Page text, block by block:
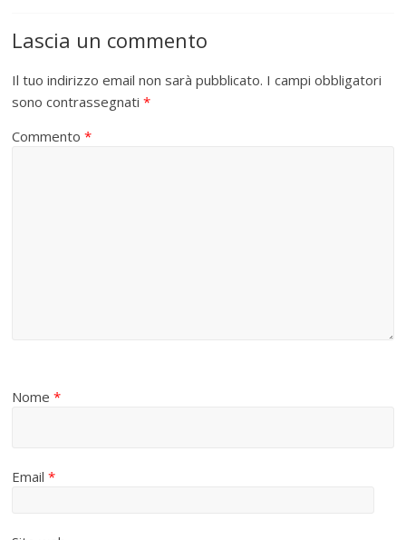
Lascia un commento
Il tuo indirizzo email non sarà pubblicato. I campi obbligatori
sono contrassegnati*
Commento*
Nome*
Email*